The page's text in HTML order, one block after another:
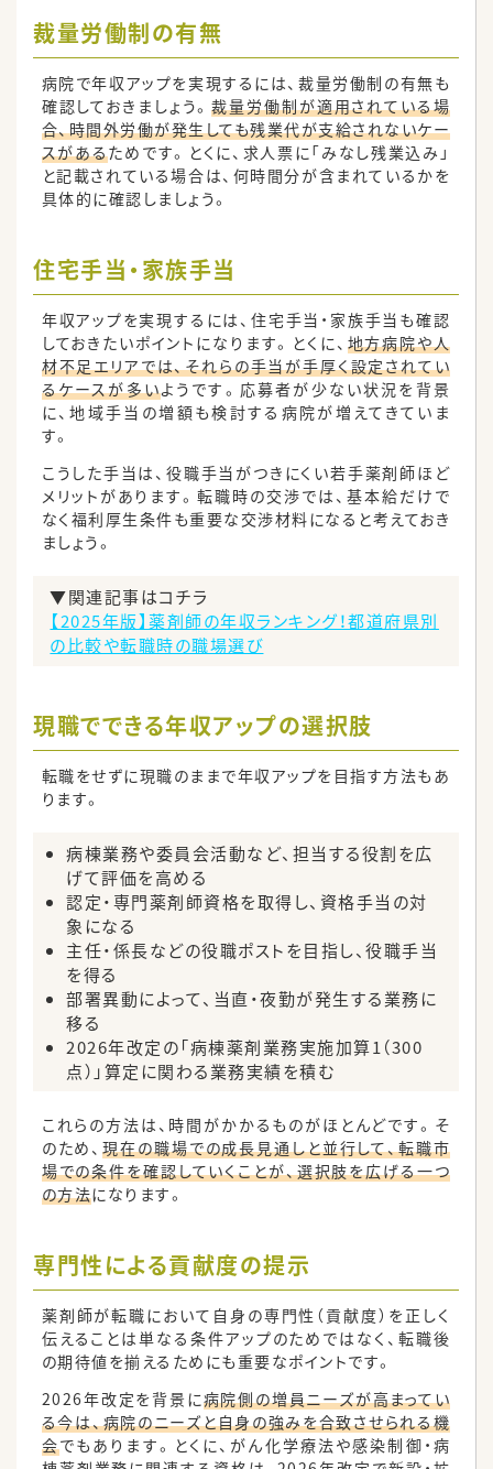
裁量労働制の有無
病院で年収アップを実現するには、裁量労働制の有無も
確認しておきましょう。裁量労働制が適用されている場
合、時間外労働が発生しても残業代が支給されないケー
スがあるためです。とくに、求人票に「みなし残業込み」
と記載されている場合は、何時間分が含まれているかを
具体的に確認しましょう。
住宅手当・家族手当
年収アップを実現するには、住宅手当・家族手当も確認
しておきたいポイントになります。とくに、 地方病院や人
材不足エリアでは、それらの手当が手厚く設定されてい
るケースが多いようです。応募者が少ない状況を背景
に、地域手当の増額も検討する病院が増えてきていま
す。
こうした手当は、役職手当がつきにくい若手薬剤師ほど
メリットがあります。転職時の交渉では、基本給だけで
なく福利厚生条件も重要な交渉材料になると考えておき
ましょう。
▼関連記事はコチラ
【2025年版】薬剤師の年収ランキング！都道府県別
の比較や転職時の職場選び
現職でできる年収アップの選択肢
転職をせずに現職のままで年収アップを目指す方法もあ
ります。
病棟業務や委員会活動など、担当する役割を広
げて評価を高める
認定・専門薬剤師資格を取得し、資格手当の対
象になる
主任・係長などの役職ポストを目指し、役職手当
を得る
部署異動によって、当直・夜勤が発生する業務に
移る
2026年改定の「病棟薬剤業務実施加算1（300
点）」算定に関わる業務実績を積む
これらの方法は、時間がかかるものがほとんどです。そ
のため、現在の職場での成長見通しと並行して、転職市
場での条件を確認していくことが、選択肢を広げる一つ
の方法になります。
専門性による貢献度の提示
薬剤師が転職において自身の専門性（貢献度）を正しく
伝えることは単なる条件アップのためではなく、転職後
の期待値を揃えるためにも重要なポイントです。
2026年改定を背景に病院側の増員ニーズが高まってい
る今は、病院のニーズと自身の強みを合致させられる機
会でもあります。とくに、がん化学療法や感染制御・病